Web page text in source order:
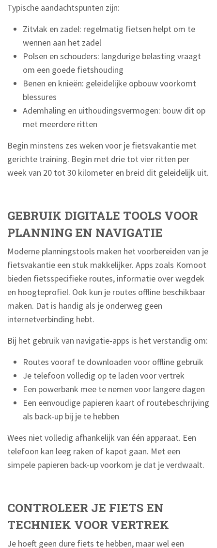
Typische aandachtspunten zijn:
Zitvlak en zadel: regelmatig fietsen helpt om te
wennen aan het zadel
Polsen en schouders: langdurige belasting vraagt
om een goede fietshouding
Benen en knieën: geleidelijke opbouw voorkomt
blessures
Ademhaling en uithoudingsvermogen: bouw dit op
met meerdere ritten
Begin minstens zes weken voor je fietsvakantie met
gerichte training. Begin met drie tot vier ritten per
week van 20 tot 30 kilometer en breid dit geleidelijk uit.
GEBRUIK DIGITALE TOOLS VOOR
PLANNING EN NAVIGATIE
Moderne planningstools maken het voorbereiden van je
fietsvakantie een stuk makkelijker. Apps zoals Komoot
bieden fietsspecifieke routes, informatie over wegdek
en hoogteprofiel. Ook kun je routes offline beschikbaar
maken. Dat is handig als je onderweg geen
internetverbinding hebt.
Bij het gebruik van navigatie-apps is het verstandig om:
Routes vooraf te downloaden voor offline gebruik
Je telefoon volledig op te laden voor vertrek
Een powerbank mee te nemen voor langere dagen
Een eenvoudige papieren kaart of routebeschrijving
als back-up bij je te hebben
Wees niet volledig afhankelijk van één apparaat. Een
telefoon kan leeg raken of kapot gaan. Met een
simpele papieren back-up voorkom je dat je verdwaalt.
CONTROLEER JE FIETS EN
TECHNIEK VOOR VERTREK
Je hoeft geen dure fiets te hebben, maar wel een